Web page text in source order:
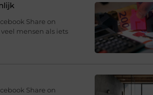
Share on
mensen als iets
Share on